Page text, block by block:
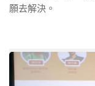
願去解決。